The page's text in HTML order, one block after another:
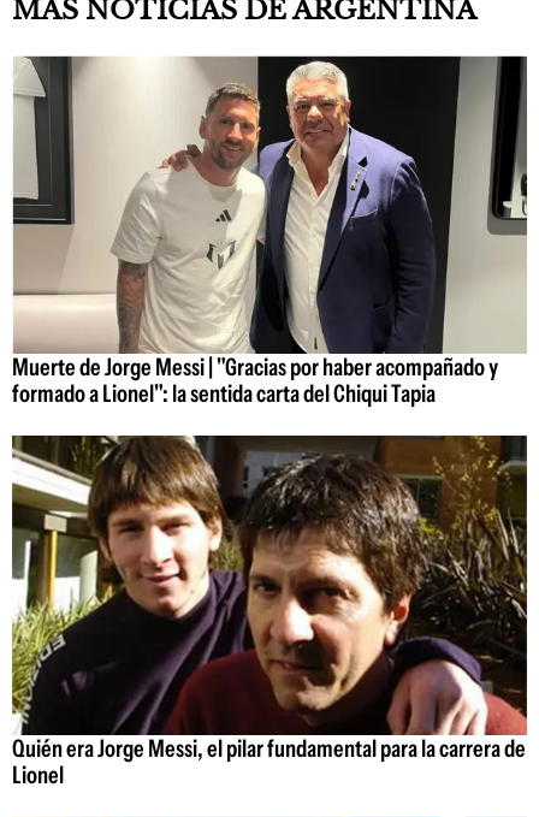
MÁS NOTICIAS DE ARGENTINA
Muerte de Jorge Messi | "Gracias por haber acompañado y
formado a Lionel": la sentida carta del Chiqui Tapia
Quién era Jorge Messi, el pilar fundamental para la carrera de
Lionel